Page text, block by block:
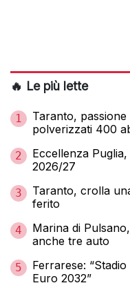
🔥 Le più lette
1
Taranto,
polverizzati 400
2
Eccellenza
2026/27
3
Taranto, crolla
ferito
4
Marina di
anche tre auto
5
Ferrarese:
Euro 2032”